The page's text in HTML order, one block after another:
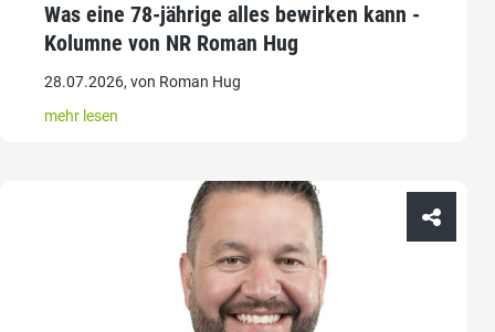
Was eine 78-jährige alles bewirken kann -
Kolumne von NR Roman Hug
28.07.2026, von Roman Hug
mehr lesen